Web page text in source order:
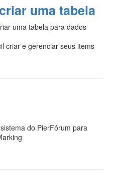
uma tabela
uma tabela para dados
criar e gerenciar seus items
do PierFórum para